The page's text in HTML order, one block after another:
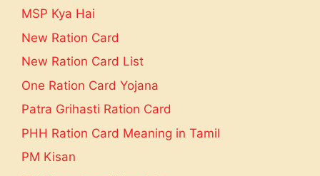
MSP Kya Hai
New Ration Card
New Ration Card List
One Ration Card Yojana
Patra Grihasti Ration Card
PHH Ration Card Meaning in Tamil
PM Kisan